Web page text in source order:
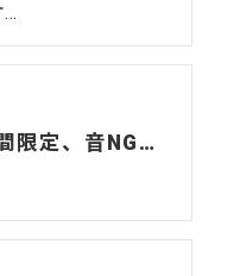
…
⛏️「夜間限定、音NG。」それでも進める商業施設原状回復のリアル